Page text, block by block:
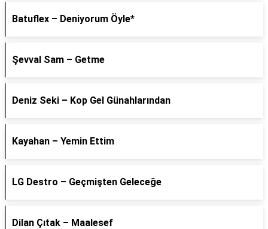
Batuflex – Deniyorum Öyle*
Şevval Sam – Getme
Deniz Seki – Kop Gel Günahlarından
Kayahan – Yemin Ettim
LG Destro – Geçmişten Geleceğe
Dilan Çıtak – Maalesef